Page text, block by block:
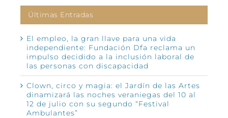
Últimas Entradas
El empleo, la gran llave para una vida
independiente: Fundación Dfa reclama un
impulso decidido a la inclusión laboral de
las personas con discapacidad
Clown, circo y magia: el Jardín de las Artes
dinamizará las noches veraniegas del 10 al
12 de julio con su segundo “Festival
Ambulantes”